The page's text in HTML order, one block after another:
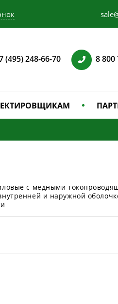
(495) 248-66-70 8 800
с медными
и наружной